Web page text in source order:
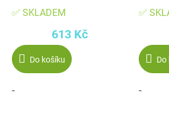
PET
✅ SKLADEM
613 Kč
Do košíku
-
✅
Do
-